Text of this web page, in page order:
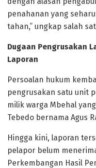
penahanan yang
tahan,” ungkap salah
Dugaan Pengrusakan
Laporan
​Persoalan hukum
pengrusakan satu unit
milik warga Mbehal
Tebedo bernama Agus
Hingga kini, laporan
pelapor belum
Perkembangan Hasil